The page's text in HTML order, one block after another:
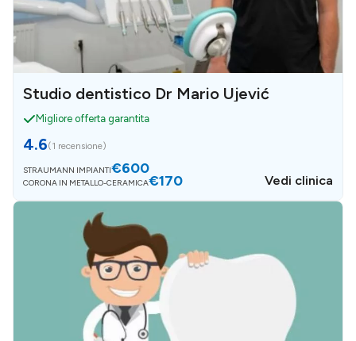
Studio dentistico Dr Mario Ujević
Migliore offerta garantita
4.6(1 recensione)
STRAUMANN IMPIANTI€600
CORONA IN METALLO-CERAMICA€170 Vedi clinica